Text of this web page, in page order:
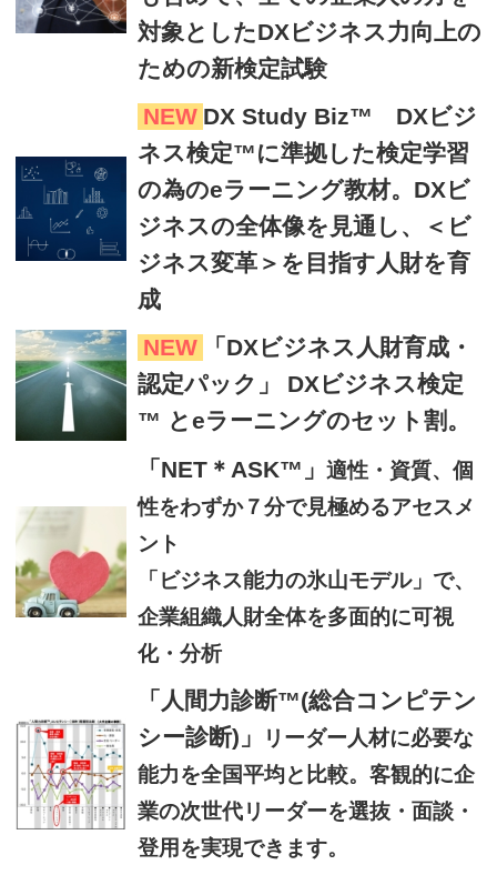
対象としたDXビジネス力向上の
ための新検定試験
NEW DX Study Biz™ DXビジ
ネス検定™に準拠した検定学習
の為のeラーニング教材。DXビ
ジネスの全体像を見通し、＜ビ
ジネス変革＞を目指す人財を育
成
NEW
「DXビジネス人財育成・
認定パック」 DXビジネス検定
™ とeラーニングのセット割。
「NET＊ASK™」 適性・資質、個
性をわずか７分で見極めるアセスメ
ント
「ビジネス能力の氷山モデル」で、
企業組織人財全体を多面的に可視
化・分析
「人間力診断™(総合コンピテン
シー診断)」
リーダー人材に必要な
能力を全国平均と比較。客観的に企
業の次世代リーダーを選抜・面談・
登用を実現できます。